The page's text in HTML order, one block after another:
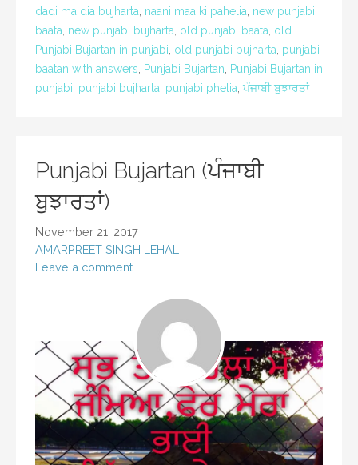
dadi ma dia bujharta, naani maa ki pahelia, new punjabi
baata, new punjabi bujharta, old punjabi baata, old
Punjabi Bujartan in punjabi, old punjabi bujharta, punjabi
baatan with answers, Punjabi Bujartan, Punjabi Bujartan in
punjabi, punjabi bujharta, punjabi phelia, ਪੰਜਾਬੀ ਬੁਝਾਰਤਾਂ
Punjabi Bujartan (ਪੰਜਾਬੀ
ਬੁਝਾਰਤਾਂ)
November 21, 2017
AMARPREET SINGH LEHAL
Leave a comment